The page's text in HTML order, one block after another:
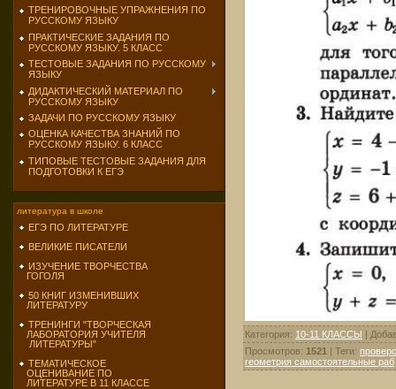
ТРЕНИРОВОЧНЫЕ УПРАЖНЕНИЯ ПО
РУССКОМУ ЯЗЫКУ
ПРАКТИЧЕСКИЕ ЗАДАНИЯ ПО
РУССКОМУ ЯЗЫКУ. 5 КЛАСС
ТЕСТОВЫЕ ЗАДАНИЯ ПО РУССКОМУ
ЯЗЫКУ
ДИДАКТИЧЕСКИЙ МАТЕРИАЛ ПО
РУССКОМУ ЯЗЫКУ
ЗАДАЧИ ПО РУССКОМУ ЯЗЫКУ
ОЦЕНКА КАЧЕСТВА ЗНАНИЙ ПО
РУССКОМУ ЯЗЫКУ. 6 КЛАСС
ТИПОВЫЕ ТЕСТОВЫЕ ЗАДАНИЯ ДЛЯ
ПОДГОТОВКИ К ЕГЭ
литература в школе
ЕГЭ ПО ЛИТЕРАТУРЕ
ВЕЛИКИЕ ПИСАТЕЛИ
ИЗУЧЕНИЕ ТВОРЧЕСТВА
ГОГОЛЯ
50 КНИГ ИЗМЕНИВШИХ
ЛИТЕРАТУРУ
ТРЕНИНГИ "ТВОРЧЕСКАЯ
ЛАБОРАТОРИЯ УЧИТЕЛЯ
ЛИТЕРАТУРЫ"
ТЕМАТИЧЕСКОЕ
ОЦЕНИВАНИЕ ПО
ЛИТЕРАТУРЕ В 11 КЛАССЕ
Категория: 10-11 КЛАССЫ |
Просмотров: 1521 | Теги:
геометрия самостоятельные раб